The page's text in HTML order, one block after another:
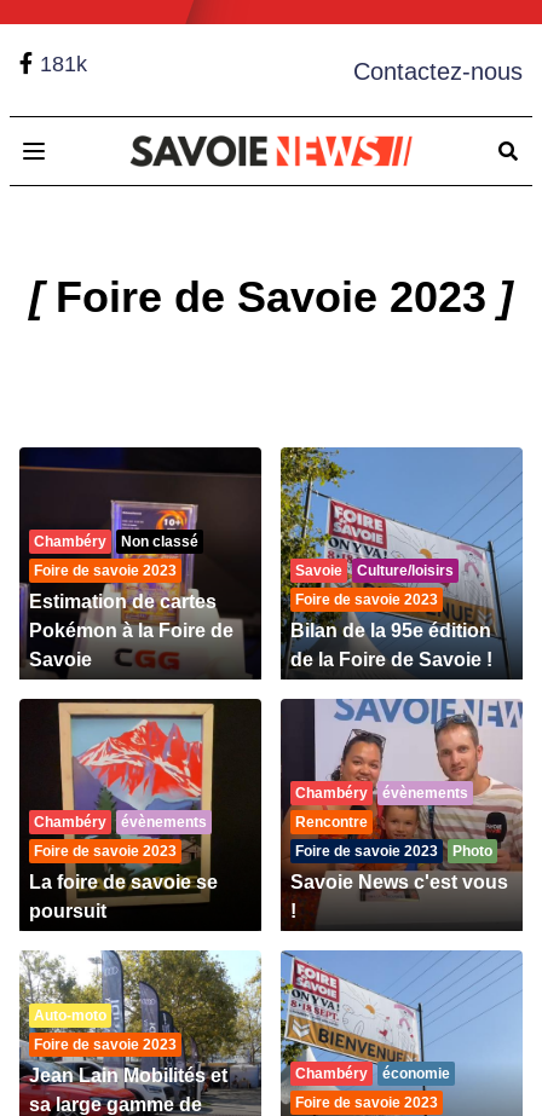
181k Contactez-nous
Open main menu
[Foire de Savoie 2023 ]
Chambéry
Non classé
Foire de savoie 2023
Estimation de cartes
Pokémon à la Foire de
Savoie
Savoie
Culture/loisirs
Foire de savoie 2023
Bilan de la 95e édition
de la Foire de Savoie !
Chambéry
évènements
Foire de savoie 2023
La foire de savoie se
poursuit
Chambéry
évènements
Rencontre
Foire de savoie 2023
Photo
Savoie News c'est vous
!
Auto-moto
Foire de savoie 2023
Jean Lain Mobilités et
sa large gamme de
Chambéry
économie
Foire de savoie 2023